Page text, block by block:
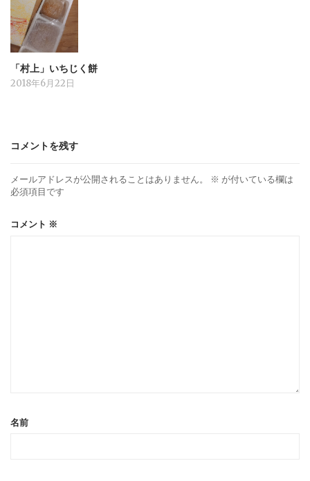
「村上」いちじく餅
2018年6月22日
コメントを残す
メールアドレスが公開されることはありません。 ※ が付いている欄は
必須項目です
コメント ※
名前